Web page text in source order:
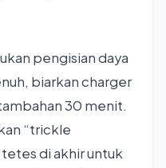
pengisian daya
biarkan charger
30 menit.
“trickle
di akhir untuk